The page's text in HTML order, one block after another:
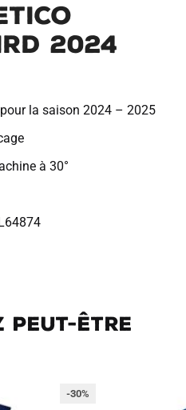
2024
la saison 2024 – 2025
à 30°
peut-être
-30%